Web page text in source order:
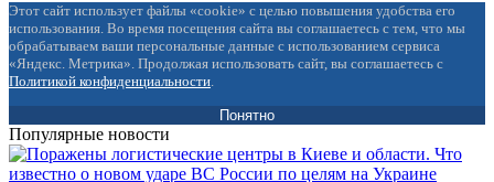
Этот сайт использует файлы «cookie» с целью повышения удобства его
использования. Во время посещения сайта вы соглашаетесь с тем, что мы
обрабатываем ваши персональные данные с использованием сервиса
«Яндекс. Метрика». Продолжая использовать сайт, вы соглашаетесь с
Политикой конфиденциальности
Понятно
Популярные новости